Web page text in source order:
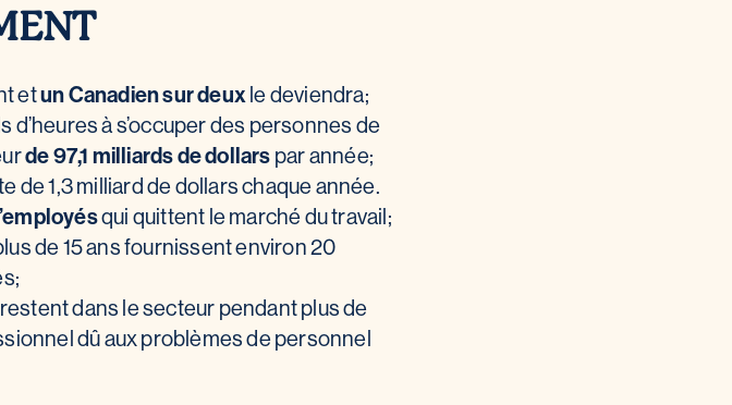
etun Canadien sur deux le deviendra;
à s’occuper des personnes de
de 97,1 milliards de dollars par année;
de 1,3 milliard de dollars chaque année.
qui quittent le marché du travail;
de 15 ans fournissent environ 20
dans le secteur pendant plus de
dû aux problèmes de personnel